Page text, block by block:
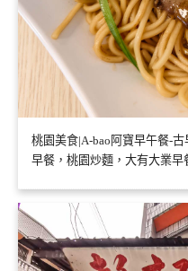
桃園美食|A-bao阿寶早午餐-
早餐，桃園炒麵，大有大業早